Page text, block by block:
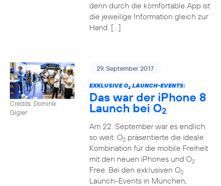
denn durch die komfortable App ist
die jeweilige Information gleich zur
Hand. […]
Credits: Dominik
Gigler
29. September 2017
EXKLUSIVE O2LAUNCH-EVENTS:
Das war der iPhone 8
Launch bei O2
Am 22. September war es endlich
so weit: O2präsentierte die ideale
Kombination für die mobile Freiheit
mit den neuen iPhones und O2
Free. Bei den exklusiven O2
Launch-Events in München,